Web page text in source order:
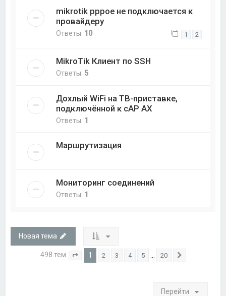
mikrotik pppoe не подключается к
провайдеру
Ответы: 10 1 2
MikroTik Клиент по SSH
Ответы: 5
Дохлый WiFi на ТВ-приставке,
подключённой к cAP AX
Ответы: 1
Маршрутизация
Мониторинг соединений
Ответы: 1
Новая тема
498 тем Страница из 20
1 2 3 4 5 20
Перейти